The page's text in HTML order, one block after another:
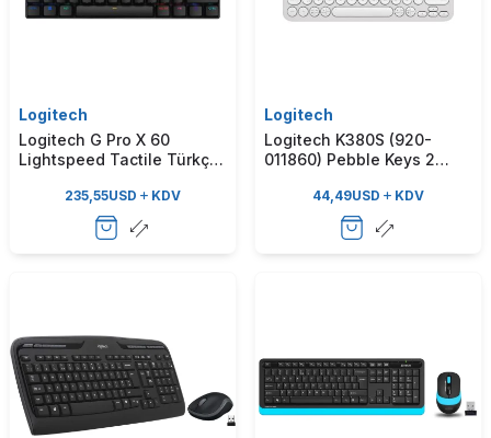
Logitech
Logitech G Pro X 60
Lightspeed Tactile Türkçe
Gaming Klavye (920-
235,55USD KDV
Logitech
Logitech K380S (920-
011860) Pebble Keys 2
44,49USD KDV